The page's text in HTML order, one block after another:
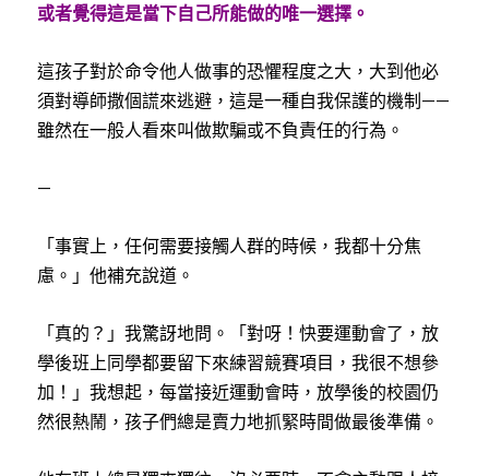
或者覺得這是當下自己所能做的唯一選擇。
這孩子對於命令他人做事的恐懼程度之大，大到他必
須對導師撒個謊來逃避，這是一種自我保護的機制——
雖然在一般人看來叫做欺騙或不負責任的行為。
—
「事實上，任何需要接觸人群的時候，我都十分焦
慮。」他補充說道。
「真的？」我驚訝地問。「對呀！快要運動會了，放
學後班上同學都要留下來練習競賽項目，我很不想參
加！」我想起，每當接近運動會時，放學後的校園仍
然很熱鬧，孩子們總是賣力地抓緊時間做最後準備。